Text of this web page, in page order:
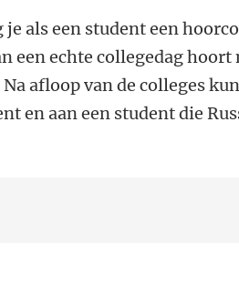
als een student een
een echte collegedag
afloop van de colleges
en aan een student die